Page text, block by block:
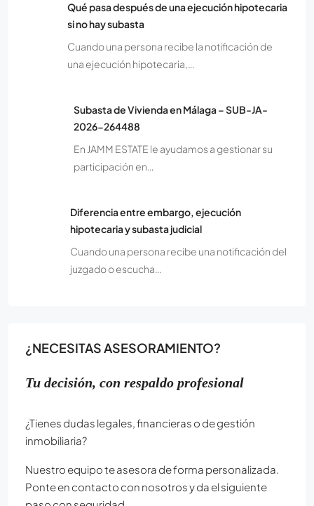
Qué pasa después de una ejecución hipotecaria
si no hay subasta
Cuando una persona recibe la notificación de
una ejecución hipotecaria,…
Subasta de Vivienda en Málaga – SUB-JA-
2026-264488
En JAMM ESTATE le ayudamos a gestionar su
participación en…
Diferencia entre embargo, ejecución
hipotecaria y subasta judicial
Cuando una persona recibe una notificación del
juzgado o escucha…
¿NECESITAS ASESORAMIENTO?
Tu decisión, con respaldo profesional
¿Tienes dudas legales, financieras o de gestión
inmobiliaria?
Nuestro equipo te asesora de forma personalizada.
Ponte en contacto con nosotros y da el siguiente